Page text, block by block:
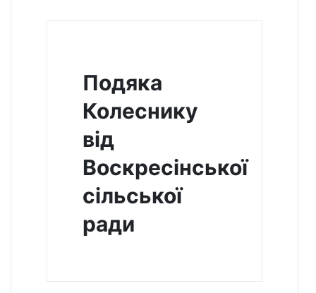
Подяка
Колеснику
від
Воскресінської
сільської
ради